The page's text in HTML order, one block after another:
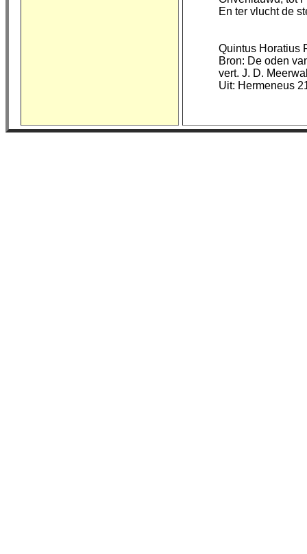
En ter vlucht de
Quintus Horatius
Bron: De oden
vert. J. D.
Uit: Hermeneus